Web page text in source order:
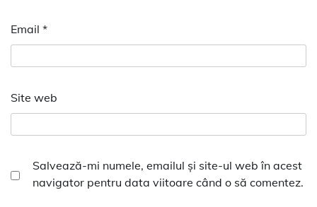
Email *
Site web
Salvează-mi numele, emailul și site-ul web în acest
navigator pentru data viitoare când o să comentez.